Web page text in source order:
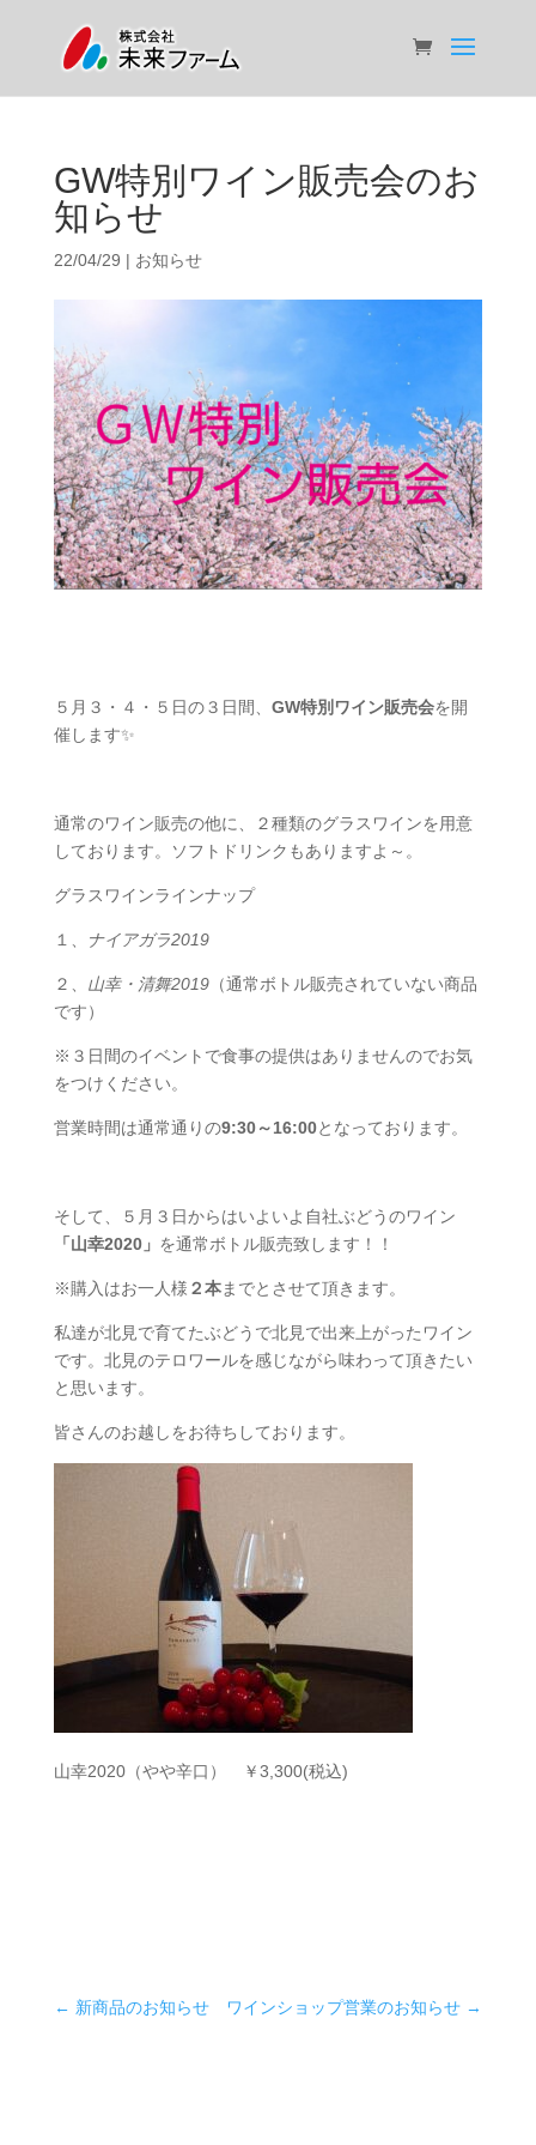
GW特別ワイン販売会のお
知らせ
22/04/29 | お知らせ
５月３・４・５日の３日間、 GW特別ワイン販売会を開
催します✨
通常のワイン販売の他に、２種類のグラスワインを用意
しております。ソフトドリンクもありますよ～。
グラスワインラインナップ
１、 ナイアガラ2019
２、 山幸・清舞2019（通常ボトル販売されていない商品
です）
※３日間のイベントで食事の提供はありませんのでお気
をつけください。
営業時間は通常通りの9:30～16:00となっております。
そして、５月３日からはいよいよ自社ぶどうのワイン
「山幸2020」 を通常ボトル販売致します！！
※購入はお一人様 ２本までとさせて頂きます。
私達が北見で育てたぶどうで北見で出来上がったワイン
です。北見のテロワールを感じながら味わって頂きたい
と思います。
皆さんのお越しをお待ちしております。
山幸2020（やや辛口） ￥3,300(税込)
← 新商品のお知らせ ワインショップ営業のお知らせ →